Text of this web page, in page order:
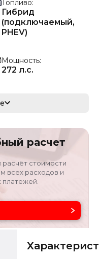
Топливо
Гибрид
(подключаемый,
PHEV)
Мощность
272 л.с.
200 кВ
LC0C76C43S70422
Цвет
расчет
стоимости
всех расходов и